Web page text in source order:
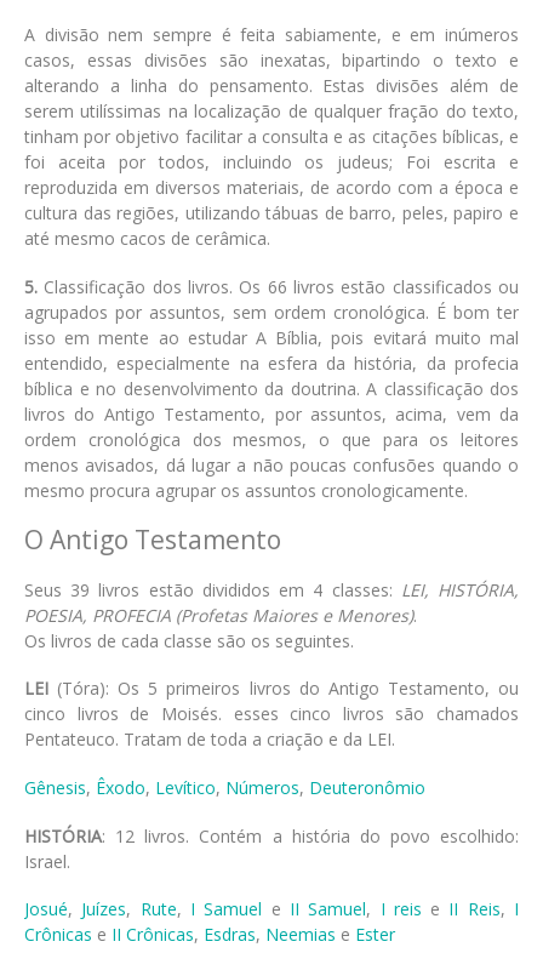
A divisão nem sempre é feita sabiamente, e em inúmeros
casos, essas divisões são inexatas, bipartindo o texto e
alterando a linha do pensamento. Estas divisões além de
serem utilíssimas na localização de qualquer fração do texto,
tinham por objetivo facilitar a consulta e as citações bíblicas, e
foi aceita por todos, incluindo os judeus; Foi escrita e
reproduzida em diversos materiais, de acordo com a época e
cultura das regiões, utilizando tábuas de barro, peles, papiro e
até mesmo cacos de cerâmica.
5. Classificação dos livros. Os 66 livros estão classificados ou
agrupados por assuntos, sem ordem cronológica. É bom ter
isso em mente ao estudar A Bíblia, pois evitará muito mal
entendido, especialmente na esfera da história, da profecia
bíblica e no desenvolvimento da doutrina. A classificação dos
livros do Antigo Testamento, por assuntos, acima, vem da
ordem cronológica dos mesmos, o que para os leitores
menos avisados, dá lugar a não poucas confusões quando o
mesmo procura agrupar os assuntos cronologicamente.
O Antigo Testamento
Seus 39 livros estão divididos em 4 classes: LEI, HISTÓRIA,
POESIA, PROFECIA (Profetas Maiores e Menores).
Os livros de cada classe são os seguintes.
LEI (Tóra): Os 5 primeiros livros do Antigo Testamento, ou
cinco livros de Moisés. esses cinco livros são chamados
Pentateuco. Tratam de toda a criação e da LEI.
Gênesis, Êxodo, Levítico, Números, Deuteronômio
HISTÓRIA: 12 livros. Contém a história do povo escolhido:
Israel.
Josué, Juízes, Rute, I Samuel e II Samuel, I reis e II Reis, I
Crônicas e II Crônicas, Esdras, Neemias e Ester